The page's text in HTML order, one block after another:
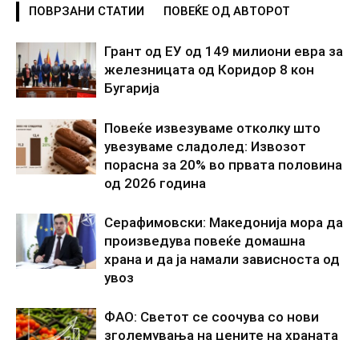
ПОВРЗАНИ СТАТИИ ПОВЕЌЕ ОД АВТОРОТ
Грант од ЕУ од 149 милиони евра за
железницата од Коридор 8 кон
Бугарија
Повеќе извезуваме отколку што
увезуваме сладолед: Извозот
порасна за 20% во првата половина
од 2026 година
Серафимовски: Македонија мора да
произведува повеќе домашна
храна и да ја намали зависноста од
увоз
ФАО: Светот се соочува со нови
зголемувања на цените на храната